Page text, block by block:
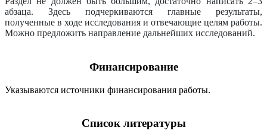
абзаца. Здесь подчеркиваются главные результаты,
полученные в ходе исследования и отвечающие целям работы.
Можно предложить направление дальнейших исследований.
Финансирование
Указываются источники финансирования работы.
Список литературы